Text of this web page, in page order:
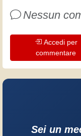
Nessun
Accedi per
commentare
Sei un